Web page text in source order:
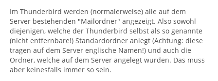
Im Thunderbird werden (normalerweise) alle auf dem
Server bestehenden "Mailordner" angezeigt. Also sowohl
diejenigen, welche der Thunderbird selbst als so genannte
(nicht entfernbare!) Standardordner anlegt (Achtung: diese
tragen auf dem Server englische Namen!) und auch die
Ordner, welche auf dem Server angelegt wurden. Das muss
aber keinesfalls immer so sein.